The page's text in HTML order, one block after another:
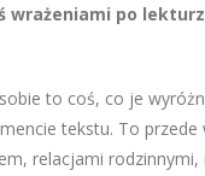
wrażeniami po
to coś, co je
tekstu. To przede
relacjami